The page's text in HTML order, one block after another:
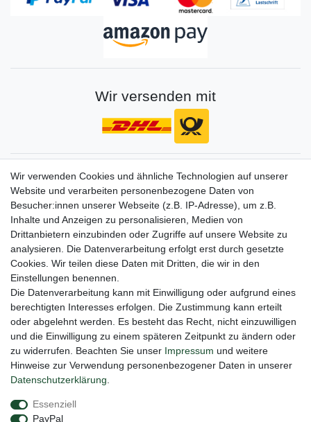
Wir versenden mit
Gerne halten wir sie auf dem Laufenden
VORNAME NACHNAME
Newsletter
Honig
Hiermit bestätige ich, dass ich dieDaten­schutz­erklärunggelesen habe. Meine
Einwilligung kann ich jederzeit widerrufen.**
Abonnieren
** Hierbei handelt es sich um ein Pflichtfeld.
Impressum
Wir verwenden Cookies und ähnliche Technologien auf unserer
Website und verarbeiten personenbezogene Daten von
Besucher:innen unserer Webseite (z.B. IP-Adresse), um z.B.
Inhalte und Anzeigen zu personalisieren, Medien von
Drittanbietern einzubinden oder Zugriffe auf unsere Website zu
analysieren. Die Datenverarbeitung erfolgt erst durch gesetzte
Cookies. Wir teilen diese Daten mit Dritten, die wir in den
Einstellungen benennen.
Die Datenverarbeitung kann mit Einwilligung oder aufgrund eines
berechtigten Interesses erfolgen. Die Zustimmung kann erteilt
oder abgelehnt werden. Es besteht das Recht, nicht einzuwilligen
und die Einwilligung zu einem späteren Zeitpunkt zu ändern oder
zu widerrufen. Beachten Sie unser Impressum und weitere
Hinweise zur Verwendung personenbezogener Daten in unserer
Daten­schutz­erklärung
Essenziell
PayPal